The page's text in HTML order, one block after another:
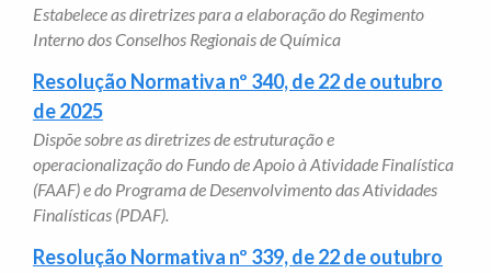
Estabelece as diretrizes para a elaboração do Regimento
Interno dos Conselhos Regionais de Química
Resolução Normativa nº 340, de 22 de outubro
de 2025
Dispõe sobre as diretrizes de estruturação e
operacionalização do Fundo de Apoio à Atividade Finalística
(FAAF) e do Programa de Desenvolvimento das Atividades
Finalísticas (PDAF).
Resolução Normativa nº 339, de 22 de outubro